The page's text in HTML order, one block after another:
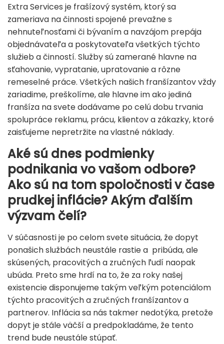
Extra Services je frašízový systém, ktorý sa
zameriava na činnosti spojené prevažne s
nehnuteľnosťami či bývaním a navzájom prepája
objednávateľa a poskytovateľa všetkých týchto
služieb a činností. Služby sú zamerané hlavne na
sťahovanie, vypratanie, upratovanie a rôzne
remeselné práce. Všetkých našich franšízantov vždy
zariadime, preškolíme, ale hlavne im ako jediná
franšíza na svete dodávame po celú dobu trvania
spolupráce reklamu, prácu, klientov a zákazky, ktoré
zaisťujeme nepretržite na vlastné náklady.
Aké sú dnes podmienky
podnikania vo vašom odbore?
Ako sú na tom spoločnosti v čase
prudkej inflácie? Akým ďalším
výzvam čelí?
V súčasnosti je po celom svete situácia, že dopyt
ponašich službách neustále rastie a pribúda, ale
skúsených, pracovitých a zručných ľudí naopak
ubúda. Preto sme hrdí na to, že za roky našej
existencie disponujeme takým veľkým potenciálom
týchto pracovitých a zručných franšízantov a
partnerov. Inflácia sa nás takmer nedotýka, pretože
dopyt je stále väčší a predpokladáme, že tento
trend bude neustále stúpať.